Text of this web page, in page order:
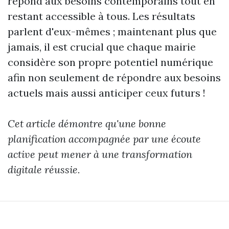
restant accessible à tous. Les résultats
parlent d'eux-mêmes ; maintenant plus que
jamais, il est crucial que chaque mairie
considère son propre potentiel numérique
afin non seulement de répondre aux besoins
actuels mais aussi anticiper ceux futurs !
Cet article démontre qu'une bonne
planification accompagnée par une écoute
active peut mener à une transformation
digitale réussie.